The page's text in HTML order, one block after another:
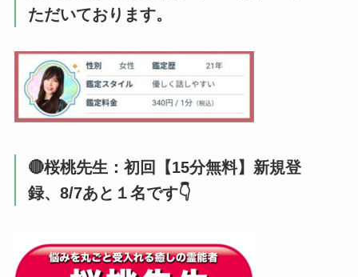
ただいております。
🔴桜桃先生：初回【15分無料】新規登
録、8/7あと１名です👇️